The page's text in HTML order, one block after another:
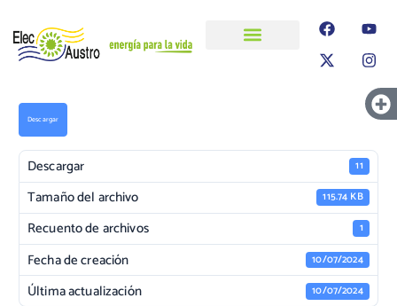
Descargar
Descargar 11
Tamaño del archivo 115.74 KB
Recuento de archivos 1
Fecha de creación 10/07/2024
Última actualización 10/07/2024